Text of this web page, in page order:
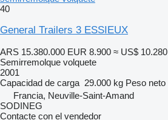
40
General Trailers 3 ESSIEUX
ARS 15.380.000 EUR 8.900 ≈ US$ 10.280
Semirremolque volquete
2001
Capacidad de carga 29.000 kg Peso neto
Francia, Neuville-Saint-Amand
SODINEG
Contacte con el vendedor